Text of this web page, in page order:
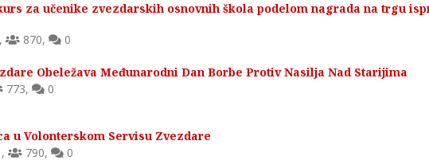
za učenike zvezdarskih osnovnih škola podelom nagrada na trgu
, 870, 0
Obeležava Međunarodni Dan Borbe Protiv Nasilja Nad Starijima
773, 0
u Volonterskom Servisu Zvezdare
, 790, 0